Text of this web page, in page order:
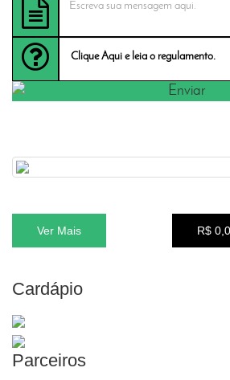
Clique Aqui e leia o regulamento.
Ver Mais R$
Cardápio
Parceiros